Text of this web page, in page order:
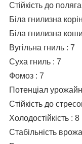
Стійкість до
Біла гнилизна
Біла гнилизна
Вугільна гниль : 7
Суха гниль : 7
Фомоз : 7
Потенціал
Стійкість до
Холодостійкість : 8
Стабільність